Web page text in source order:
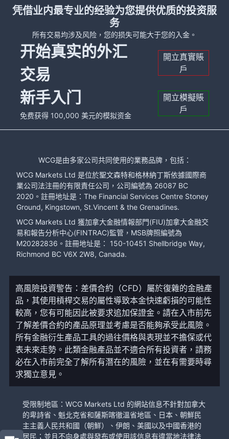
凭借业内最专业的经验为您提供优质的投资服
务
所有交易均涉及风险，您的损失可能大于您的入金。
开始真实的外汇
交易
開立真實賬
戶
新手入门
免费获得 100,000 美元的模拟资金
開立模擬賬
戶
WCG是由多家公司共同使用的業務品牌，包括：
WCG Markets Ltd 是位於聖文森特和格林納丁斯依據國際商
業公司法注冊的有限責任公司，公司編號為 26087 BC
2020。註冊地址是：The Financial Services Centre Stoney
Ground, Kingstown, St.Vincent & the Grenadines.
WCG Markets Ltd 獲加拿大金融情報部門(FIU)加拿大金融交
易和報告分析中心(FINTRAC)監管，MSB牌照編號為
M20282836。註冊地址是： 150-10451 Shellbridge Way,
Richmond BC V6X 2W8, Canada.
高風險投資警告：差價合約（CFD）屬於復雜的金融產
品，其使用槓桿交易的屬性導致本金快速虧損的可能性
較高，您有可能因此被要求追加保證金。請在入市前先
了解差價合約的產品原理並考慮是否能夠承受此風險。
所有金融衍生產品工具的過往價格與表現並不擔保或代
表未來走勢。此類金融產品並不適合所有投資者，請務
必在入市前完全了解所有潛在的風險，並在有需要時尋
求獨立意見。
受限制地區：WCG Markets Ltd 的網站信息不針對加拿大
的卑詩省、魁北克省和薩斯喀徹溫省地區、日本、朝鮮民
主主義人民共和國（朝鮮）、伊朗、美國以及中國香港的
居民；並且不向身處與發布或使用該信息有違當地法律法